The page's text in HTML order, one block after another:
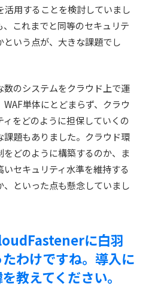
活用することを検討していまし
これまでと同等のセキュリテ
という点が、大きな課題でし
数のシステムをクラウド上で運
単体にとどまらず、クラウ
ィをどのように担保していくの
課題もありました。クラウド環
どのように構築するのか、ま
セキュリティ水準を維持する
、といった点も懸念していまし
に白羽
わけですね。導入に
教えてください。